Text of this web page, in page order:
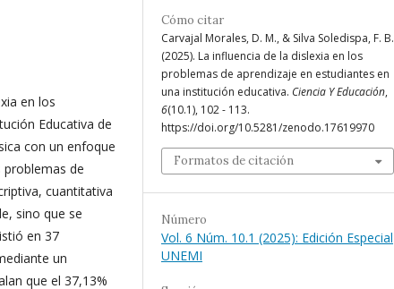
en los
Educativa de
con un enfoque
de
cuantitativa
sino que se
en 37
un
que el 37,13%
Cómo citar
Carvajal Morales, D. M., & Silva Soledispa, F. B.
(2025). La influencia de la dislexia en los
problemas de aprendizaje en estudiantes en
una institución educativa. Ciencia Y Educación,
6(10.1), 102 - 113.
https://doi.org/10.5281/zenodo.17619970
Formatos de citación
Número
Vol. 6 Núm. 10.1 (2025): Edición Especial
UNEMI